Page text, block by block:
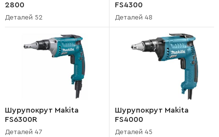
2800
Деталей 52
FS4300
Деталей 48
Шурупокрут Makita
FS6300R
Деталей 47
Шурупокрут Makita
FS4000
Деталей 45